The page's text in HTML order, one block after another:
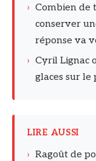
› Combien de
conserver
réponse va
› Cyril Lignac
glaces sur le
LIRE AUSSI
› Ragoût de